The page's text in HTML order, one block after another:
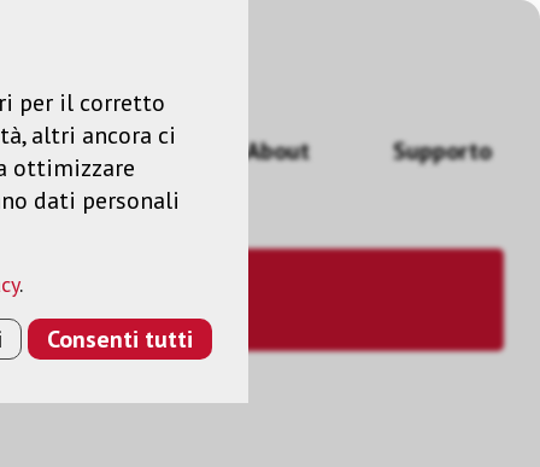
News About Supporto
per il corretto
altri ancora ci
ottimizzare
dati personali
.
Consenti tutti